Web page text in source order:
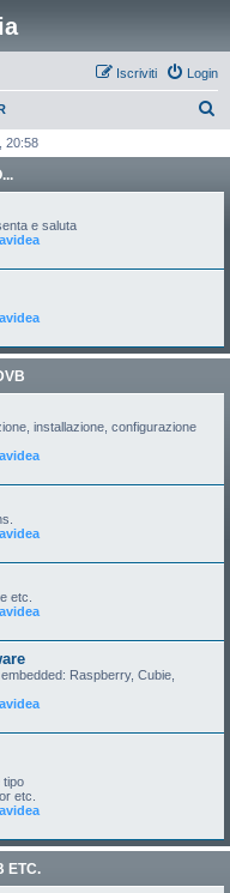
Login
Iscriviti
c
20:58
e saluta
installazione, configurazione
etc.
Raspberry, Cubie,
tipo
etc.
ETC.